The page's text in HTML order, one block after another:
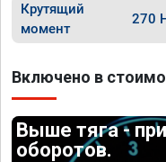
Крутящий
момент
270
Включено в
Выше тяга -
оборотов.